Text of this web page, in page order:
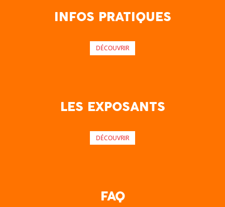
INFOS PRATIQUES
DÉCOUVRIR
LES EXPOSANTS
DÉCOUVRIR
FAQ